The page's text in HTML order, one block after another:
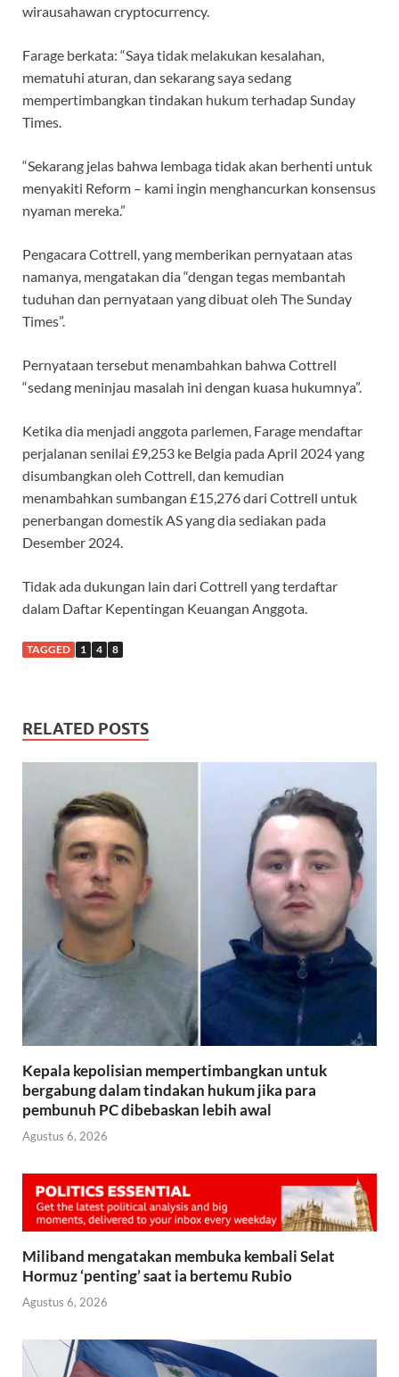
wirausahawan cryptocurrency.
Farage berkata: “Saya tidak melakukan kesalahan,
mematuhi aturan, dan sekarang saya sedang
mempertimbangkan tindakan hukum terhadap Sunday
Times.
“Sekarang jelas bahwa lembaga tidak akan berhenti untuk
menyakiti Reform – kami ingin menghancurkan konsensus
nyaman mereka.”
Pengacara Cottrell, yang memberikan pernyataan atas
namanya, mengatakan dia “dengan tegas membantah
tuduhan dan pernyataan yang dibuat oleh The Sunday
Times”.
Pernyataan tersebut menambahkan bahwa Cottrell
“sedang meninjau masalah ini dengan kuasa hukumnya”.
Ketika dia menjadi anggota parlemen, Farage mendaftar
perjalanan senilai £9,253 ke Belgia pada April 2024 yang
disumbangkan oleh Cottrell, dan kemudian
menambahkan sumbangan £15,276 dari Cottrell untuk
penerbangan domestik AS yang dia sediakan pada
Desember 2024.
Tidak ada dukungan lain dari Cottrell yang terdaftar
dalam Daftar Kepentingan Keuangan Anggota.
TAGGED 1 4 8
RELATED POSTS
Kepala kepolisian mempertimbangkan untuk
bergabung dalam tindakan hukum jika para
pembunuh PC dibebaskan lebih awal
Agustus 6, 2026
Miliband mengatakan membuka kembali Selat
Hormuz ‘penting’ saat ia bertemu Rubio
Agustus 6, 2026